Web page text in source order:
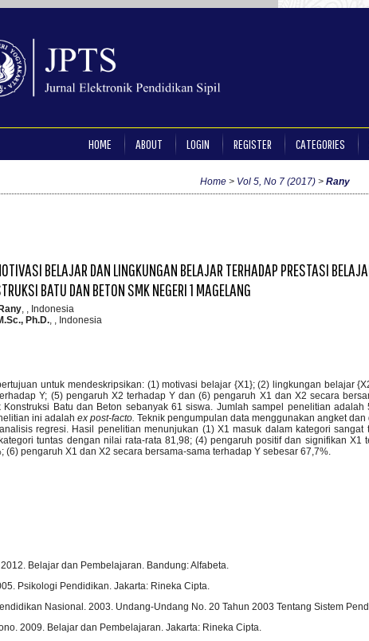
HOME ABOUT LOGIN REGISTER CATEGORIES
Home > Vol 5, No 7 (2017) > Rany
BELAJAR DAN LINGKUNGAN BELAJAR TERHADAP PRESTASI
BATU DAN BETON SMK NEGERI 1 MAGELANG
, , Indonesia
Ph.D., , Indonesia
untuk mendeskripsikan: (1) motivasi belajar {X1}; (2) lingkungan belajar
Y; (5) pengaruh X2 terhadap Y dan (6) pengaruh X1 dan X2 secara
Konstruksi Batu dan Beton sebanyak 61 siswa. Jumlah sampel penelitian
ini adalah ex post-facto. Teknik pengumpulan data menggunakan angket
regresi. Hasil penelitian menunjukan (1) X1 masuk dalam kategori
tuntas dengan nilai rata-rata 81,98; (4) pengaruh positif dan signifikan
(6) pengaruh X1 dan X2 secara bersama-sama terhadap Y sebesar 67,7%.
Belajar dan Pembelajaran. Bandung: Alfabeta.
Psikologi Pendidikan. Jakarta: Rineka Cipta.
Nasional. 2003. Undang-Undang No. 20 Tahun 2003 Tentang Sistem
2009. Belajar dan Pembelajaran. Jakarta: Rineka Cipta.